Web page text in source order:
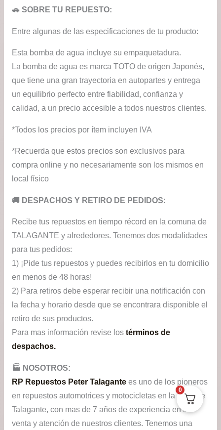
🚗 SOBRE TU REPUESTO:
Entre algunas de las especificaciones de tu producto:
Esta bomba de agua incluye su empaquetadura.
La bomba de agua es marca TOTO de origen Japonés,
que tiene una gran trayectoria en autopartes y entrega
un equilibrio perfecto entre fiabilidad, confianza y
calidad, a un precio accesible a todos nuestros clientes.
*Todos los precios por ítem incluyen IVA
*Recuerda que estos precios son exclusivos para
compra online y no necesariamente son los mismos en
local físico
​🚚​ DESPACHOS Y RETIRO DE PEDIDOS:
Recibe tus repuestos en tiempo récord en la comuna de
TALAGANTE y alrededores. Tenemos dos modalidades
para tus pedidos:
1) ¡Pide tus repuestos y puedes recibirlos en tu domicilio
en menos de 48 horas!
2) Para retiros debe esperar recibir una notificación con
la fecha y horario desde que se encontrara disponible el
retiro de sus productos.
Para mas información revise los términos de
despachos.
🏭​ NOSOTROS:
RP Repuestos Peter Talagante es uno de los pioneros
en repuestos automotrices y motocicletas en la zona de
Talagante, con mas de 7 años de experiencia en la
venta y atención de nuestros clientes. Tenemos una
0